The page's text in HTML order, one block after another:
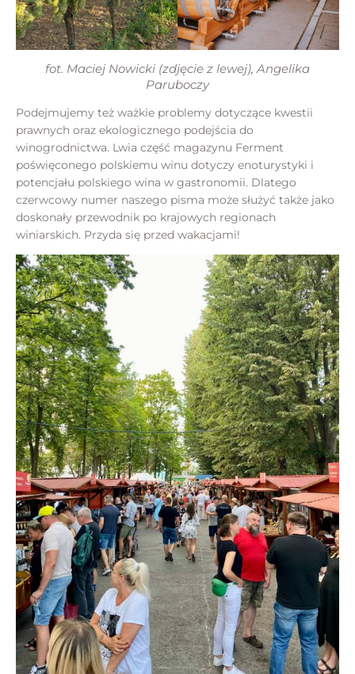
fot. Maciej Nowicki (zdjęcie z lewej), Angelika
Paruboczy
Podejmujemy też ważkie problemy dotyczące kwestii
prawnych oraz ekologicznego podejścia do
winogrodnictwa. Lwia część magazynu Ferment
poświęconego polskiemu winu dotyczy enoturystyki i
potencjału polskiego wina w gastronomii. Dlatego
czerwcowy numer naszego pisma może służyć także jako
doskonały przewodnik po krajowych regionach
winiarskich. Przyda się przed wakacjami!